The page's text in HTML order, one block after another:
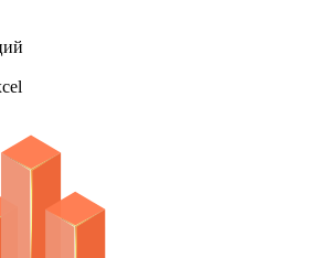
наиболее эффективным